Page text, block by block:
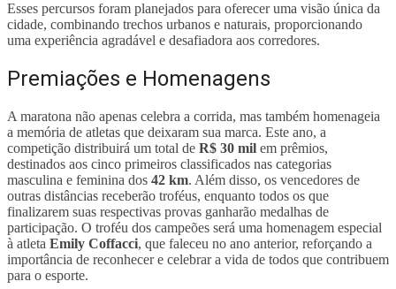
Esses percursos foram planejados para oferecer uma visão única da
cidade, combinando trechos urbanos e naturais, proporcionando
uma experiência agradável e desafiadora aos corredores.
Premiações e Homenagens
A maratona não apenas celebra a corrida, mas também homenageia
a memória de atletas que deixaram sua marca. Este ano, a
competição distribuirá um total de R$ 30 mil em prêmios,
destinados aos cinco primeiros classificados nas categorias
masculina e feminina dos 42 km. Além disso, os vencedores de
outras distâncias receberão troféus, enquanto todos os que
finalizarem suas respectivas provas ganharão medalhas de
participação. O troféu dos campeões será uma homenagem especial
à atleta Emily Coffacci, que faleceu no ano anterior, reforçando a
importância de reconhecer e celebrar a vida de todos que contribuem
para o esporte.